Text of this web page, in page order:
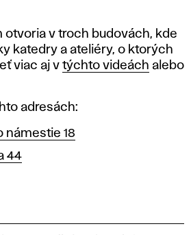
otvoria v troch budovách, kde
katedry a ateliéry, o ktorých
viac aj v týchto videách alebo
adresách:
námestie 18
44